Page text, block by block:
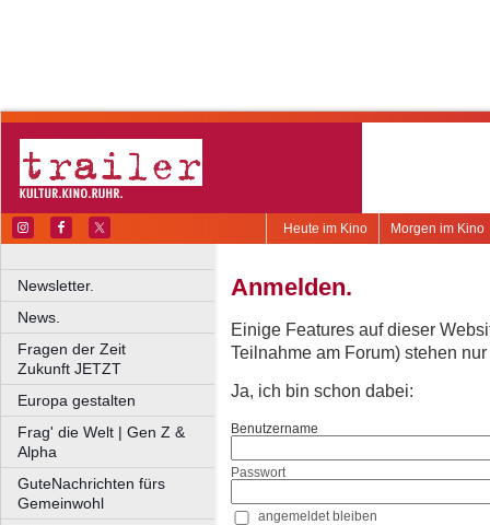
Morgen im Kino
Heute im Kino
Newsletter.
News.
Fragen der Zeit
Zukunft JETZT
Europa gestalten
Frag' die Welt | Gen Z &
Alpha
GuteNachrichten fürs
Gemeinwohl
Anmelden.
Einige Features auf dieser
Teilnahme am Forum) stehen
Ja, ich bin schon dabei:
Benutzername
Passwort
angemeldet bleiben